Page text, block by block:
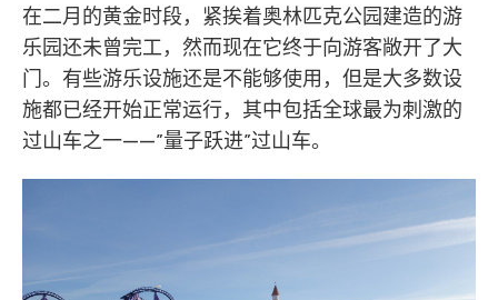
在二月的黄金时段，紧挨着奥林匹克公园建造的游
乐园还未曾完工，然而现在它终于向游客敞开了大
门。有些游乐设施还是不能够使用，但是大多数设
施都已经开始正常运行，其中包括全球最为刺激的
过山车之一——”量子跃进”过山车。